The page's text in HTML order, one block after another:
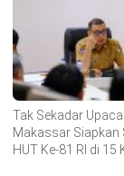
Tak Sekadar
Makassar Siapkan
HUT Ke-81 RI di 15